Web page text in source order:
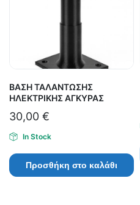
ΒΑΣΗ ΤΑΛΑΝΤΩΣΗΣ
ΗΛΕΚΤΡΙΚΗΣ ΑΓΚΥΡΑΣ
30,00 €
In Stock
Προσθήκη στο καλάθι